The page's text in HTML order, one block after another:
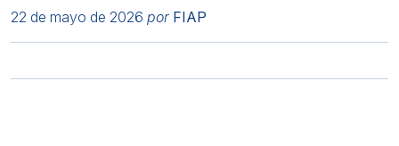
22 de mayo de 2026 por FIAP